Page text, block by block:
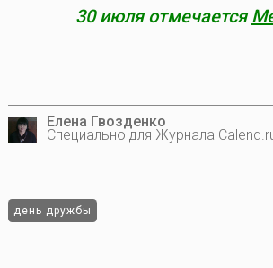
30 июля отмечается
Елена Гвозденко
Специально для Журнала
день дружбы